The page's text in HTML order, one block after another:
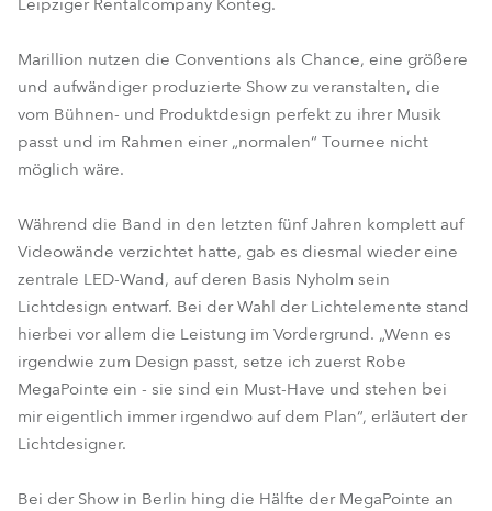
Leipziger Rentalcompany Konteg.
Marillion nutzen die Conventions als Chance, eine größere
und aufwändiger produzierte Show zu veranstalten, die
vom Bühnen- und Produktdesign perfekt zu ihrer Musik
passt und im Rahmen einer „normalen“ Tournee nicht
möglich wäre.
Während die Band in den letzten fünf Jahren komplett auf
Videowände verzichtet hatte, gab es diesmal wieder eine
zentrale LED-Wand, auf deren Basis Nyholm sein
Lichtdesign entwarf. Bei der Wahl der Lichtelemente stand
hierbei vor allem die Leistung im Vordergrund. „Wenn es
irgendwie zum Design passt, setze ich zuerst Robe
MegaPointe ein - sie sind ein Must-Have und stehen bei
mir eigentlich immer irgendwo auf dem Plan“, erläutert der
Lichtdesigner.
Bei der Show in Berlin hing die Hälfte der MegaPointe an